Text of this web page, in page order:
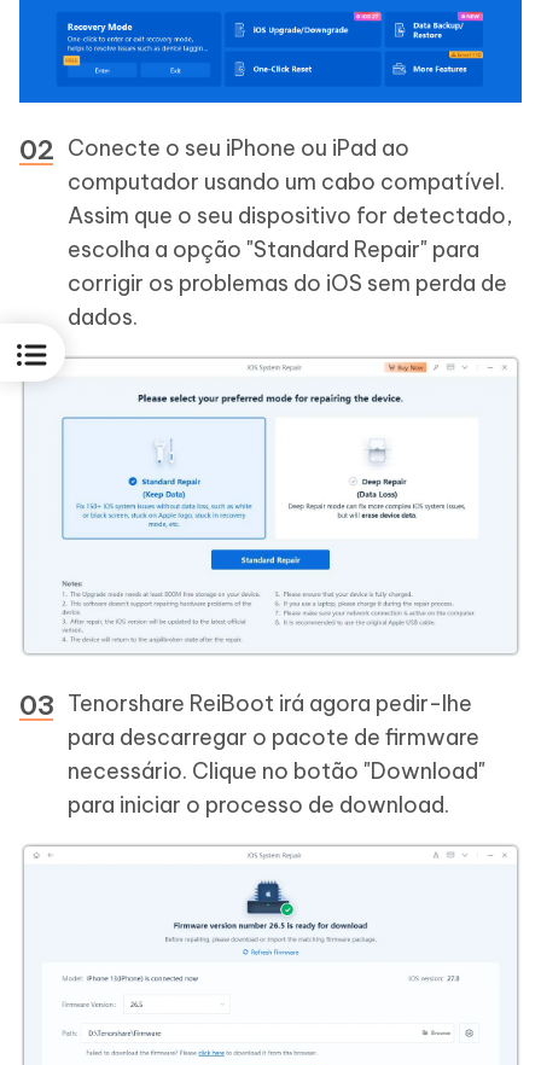
Conecte o seu iPhone ou iPad ao
computador usando um cabo compatível.
Assim que o seu dispositivo for detectado,
escolha a opção "Standard Repair" para
corrigir os problemas do iOS sem perda de
dados.
Tenorshare ReiBoot irá agora pedir-lhe
para descarregar o pacote de firmware
necessário. Clique no botão "Download"
para iniciar o processo de download.